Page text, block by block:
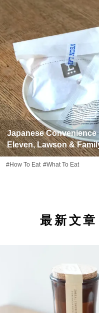
Japanese
Eleven, Lawson &
#How To Eat #What To Eat
最新文章